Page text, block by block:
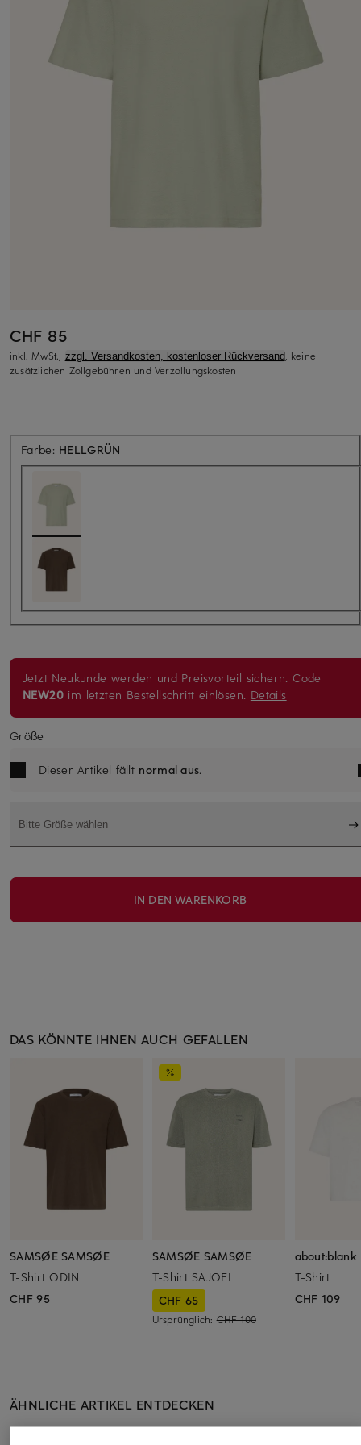
CHF 85
inkl. MwSt., zzgl. Versandkosten, kostenloser Rückversand, keine
zusätzlichen Zollgebühren und Verzollungskosten
Farbe: HELLGRÜN
Jetzt Neukunde werden und Preisvorteil sichern. Code
NEW20 im letzten Bestellschritt einlösen. Details
Größe
Dieser Artikel fällt normal aus.
Bitte Größe wählen
IN DEN WARENKORB
DAS KÖNNTE IHNEN AUCH GEFALLEN
SAMSØE SAMSØE
T-Shirt ODIN
CHF 95
SAMSØE SAMSØE
T-Shirt SAJOEL
CHF 65
Ursprünglich:CHF 100
about:blank
T-Shirt
CHF 109
ÄHNLICHE ARTIKEL ENTDECKEN